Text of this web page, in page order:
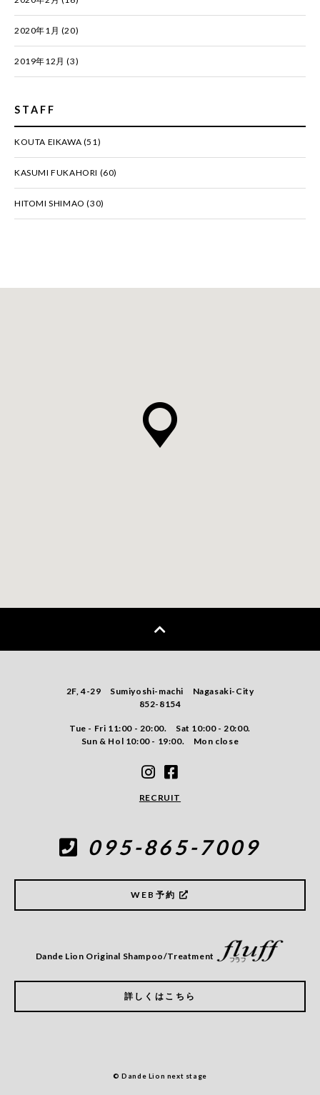
2020年1月 (20)
2019年12月 (3)
STAFF
KOUTA EIKAWA (51)
KASUMI FUKAHORI (60)
HITOMI SHIMAO (30)
2F, 4-29 Sumiyoshi-machi Nagasaki-City
852-8154
Tue - Fri 11:00 - 20:00. Sat 10:00 - 20:00.
Sun & Hol 10:00 - 19:00. Mon close
RECRUIT
095-865-7009
WEB予約
Dande Lion Original Shampoo/Treatment
詳しくはこちら
© Dande Lion next stage